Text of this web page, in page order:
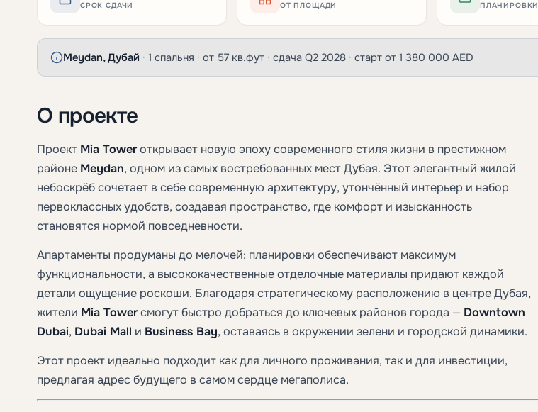
СРОК СДАЧИ ОТ ПЛОЩАДИ ПЛАНИРОВКИ
Meydan, Дубай · 1 спальня · от 57 кв.фут · сдача Q2 2028 · старт от 1 380 000 AED
О проекте
Проект Mia Towerоткрывает новую эпоху современного стиля жизни в престижном
районе Meydan, одном из самых востребованных мест Дубая. Этот элегантный жилой
небоскрёб сочетает в себе современную архитектуру, утончённый интерьер и набор
первоклассных удобств, создавая пространство, где комфорт и изысканность
становятся нормой повседневности.
Апартаменты продуманы до мелочей: планировки обеспечивают максимум
функциональности, а высококачественные отделочные материалы придают каждой
детали ощущение роскоши. Благодаря стратегическому расположению в центре Дубая,
жители Mia Towerсмогут быстро добраться до ключевых районов города — Downtown
Dubai, Dubai Mall и Business Bay, оставаясь в окружении зелени и городской динамики.
Этот проект идеально подходит как для личного проживания, так и для инвестиции,
предлагая адрес будущего в самом сердце мегаполиса.